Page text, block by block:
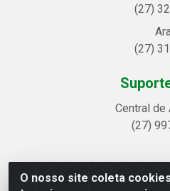
O nosso site coleta
(27)
(27)
Central de
(27)
Linhavix Distribuidora LTDA